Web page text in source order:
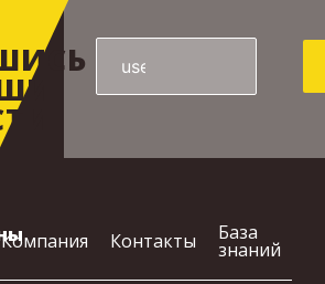
Компания Контакты База
знаний